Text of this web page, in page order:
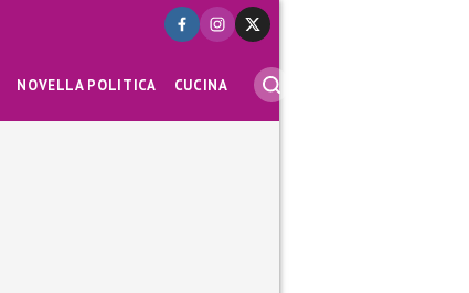
NOVELLA POLITICA CUCINA